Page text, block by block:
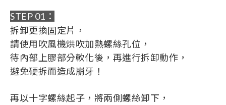
STEP 01：
拆卸更換固定片，
請使用吹風機烘吹加熱螺絲孔位，
待內部上膠部分軟化後，再進行拆卸動作，
避免硬拆而造成崩牙！
再以十字螺絲起子，將兩側螺絲卸下，